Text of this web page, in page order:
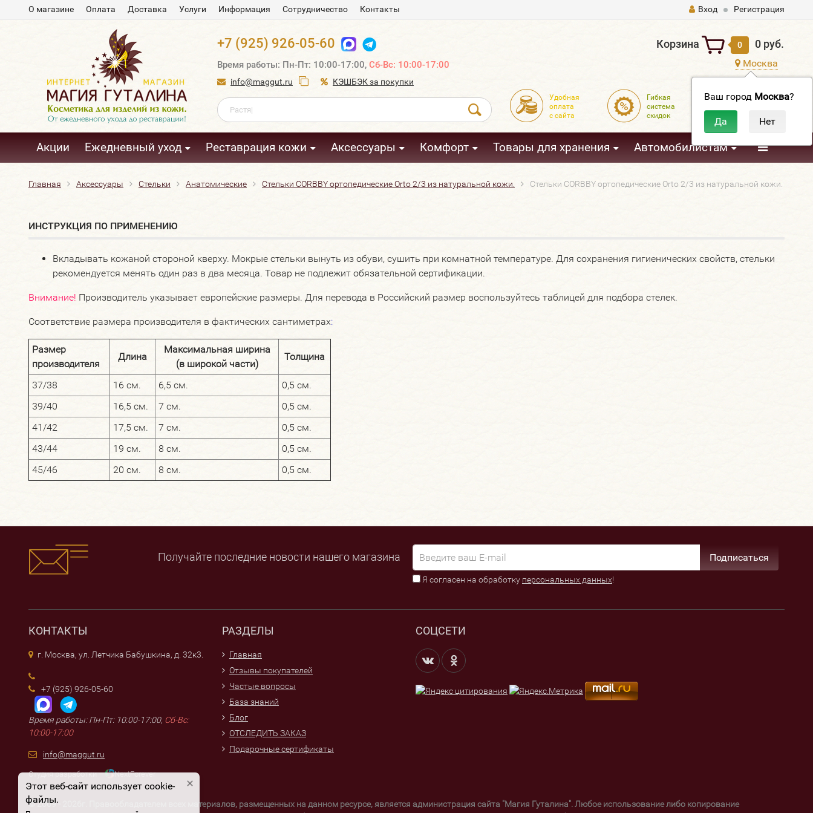
Этот веб-сайт использует cookie-
файлы.
О магазине Оплата Доставка Услуги Информация Сотрудничество Контакты Вход Регистрация
+7 (925) 926-05-60
Время работы: Пн-Пт: 10:00-17:00, Сб-Вс: 10:00-17:00
info@maggut.ru КЭШБЭК за покупки
Корзина 0 0 руб.
Москва
Ваш город Москва?
Удобная
оплата
с сайта
Гибкая
система
скидок
Доставка
Акции Ежедневный уход Реставрация кожи Аксессуары Комфорт Товары для хранения Автомобилистам
Главная Аксессуары Стельки Анатомические Стельки CORBBY ортопедические Orto 2/3 из натуральной кожи. Стельки CORBBY ортопедические Orto 2/3 из натуральной кожи.
ИНСТРУКЦИЯ ПО ПРИМЕНЕНИЮ
Вкладывать кожаной стороной кверху. Мокрые стельки вынуть из обуви, сушить при комнатной температуре. Для сохранения гигиенических свойств, стельки
рекомендуется менять один раз в два месяца. Товар не подлежит обязательной сертификации.
Внимание! Производитель указывает европейские размеры. Для перевода в Российский размер воспользуйтесь таблицей для подбора стелек.
Соответствие размера производителя в фактических сантиметрах:
Размер
производителя
Длина
Максимальная ширина
(в широкой части)
Толщина
37/38 16 см. 6,5 см.
0,5 см.
39/40
16,5 см. 7 см.
0,5 см.
41/42
17,5 см. 7 см.
0,5 см.
43/44
19 см. 8 см.
0,5 см.
45/46
20 см. 8 см. 0,5 см.
Получайте последние новости нашего магазина Подписаться
Я согласен на обработку персональных данных!
КОНТАКТЫ
г. Москва, ул. Летчика Бабушкина, д. 32к3.
+7 (925) 926-05-60
Время работы: Пн-Пт: 10:00-17:00, Сб-Вс:
10:00-17:00
info@maggut.ru
Студия разработки — NextForever
РАЗДЕЛЫ
Главная
Отзывы покупателей
Частые вопросы
База знаний
Блог
ОТСЛЕДИТЬ ЗАКАЗ
Подарочные сертификаты
СОЦСЕТИ
© 2009 - 2026г. Правообладателем всех материалов, размещенных на данном ресурсе, является администрация сайта "Магия Гуталина". Любое использование либо копирование